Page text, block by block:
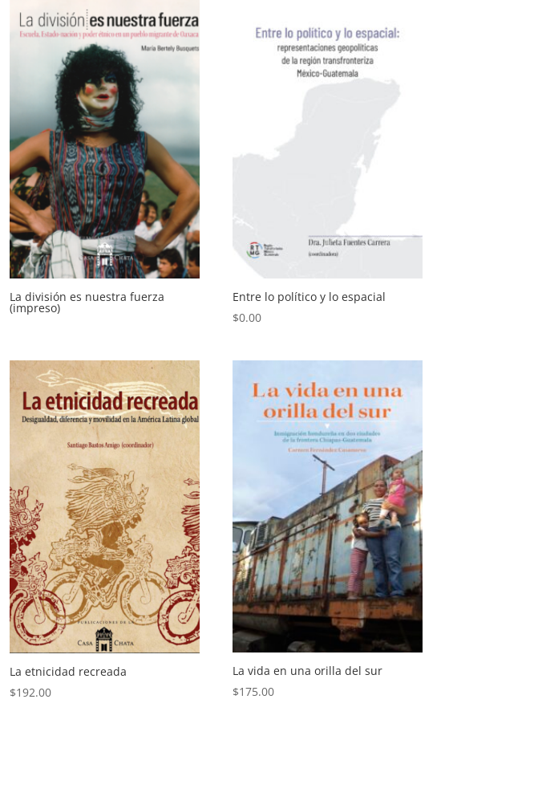
hasta
$168.00
La división es nuestra fuerza
(impreso)
Entre lo político y lo espacial
$0.00
La etnicidad recreada
$192.00
La vida en una orilla del sur
$175.00